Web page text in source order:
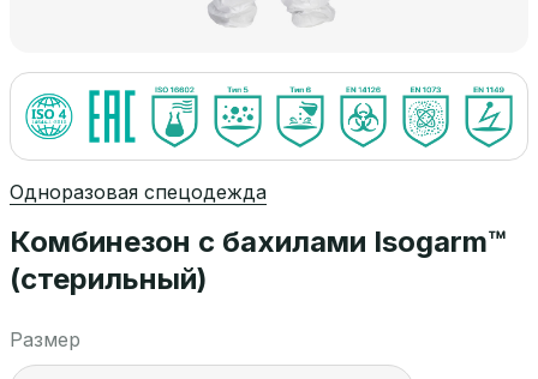
Одноразовая спецодежда
Комбинезон с бахилами Isogarm™
(стерильный)
Размер